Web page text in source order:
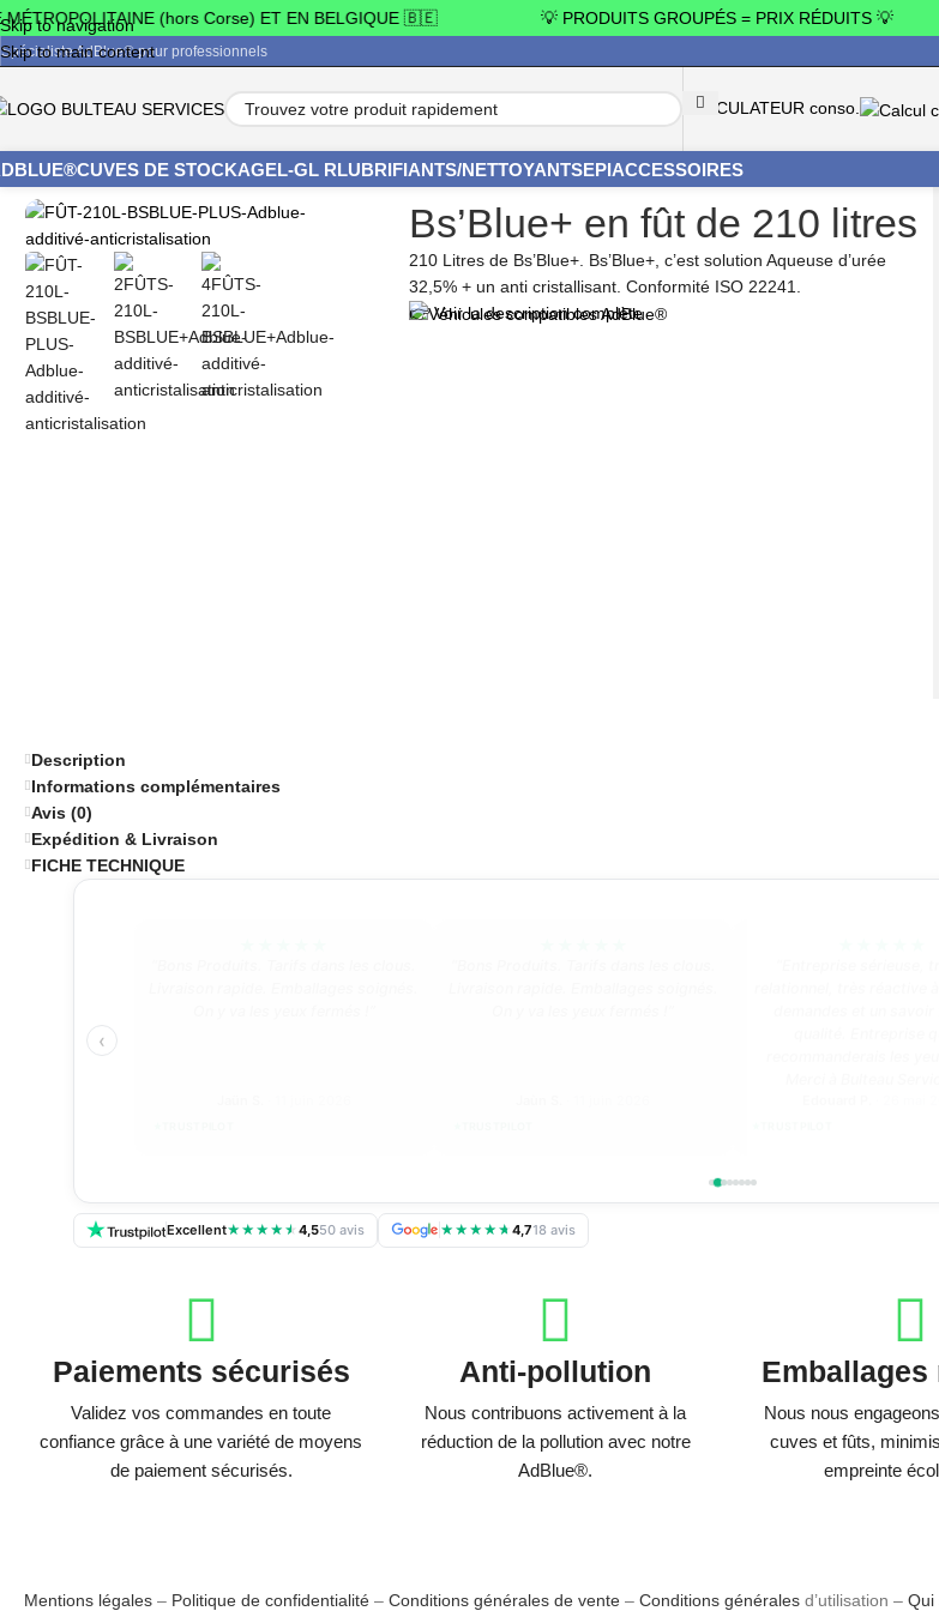
Skip to navigation
Skip to main content
(hors Corse) ET EN BELGIQUE 🇧🇪 💡 PRODUITS GROUPÉS = PRIX RÉDUITS 💡
Spécialiste AdBlue® pour professionnels
CALCULATEUR conso.
CUVES DE STOCKAGEL-GL RLUBRIFIANTS/NETTOYANTSEPIACCESSOIRES
Accueil/AdBlue® en vrac et conditionnements professionnels Bs'Blue+/ Bs’Blue+ en fût de 210 litres
Bs’Blue+ en fût de 210 litres
210 Litres de Bs’Blue+. Bs’Blue+, c’est solution Aqueuse d’urée
32,5% + un anti cristallisant. Conformité ISO 22241.
👉 Voir la description complète
Description
Informations complémentaires
Avis (0)
Expédition & Livraison
FICHE TECHNIQUE
‹
Excellent★★★★★ 4,550 avis ★★★★★ 4,718 avis
Paiements sécurisés
Validez vos commandes en toute
confiance grâce à une variété de moyens
de paiement sécurisés.
Anti-pollution
Nous contribuons activement à la
réduction de la pollution avec notre
AdBlue®.
Emballages
Nous nous
cuves et fûts,
empreinte
Mentions légales – Politique de confidentialité – Conditions générales de vente – Conditions générales d’utilisation – Qui